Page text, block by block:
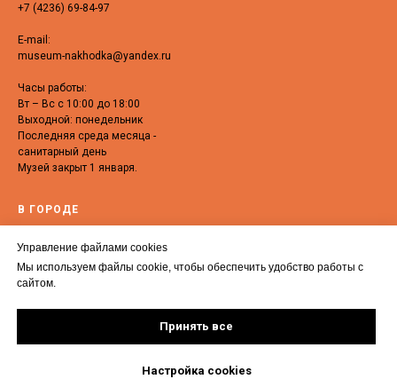
Управление файлами cookies
Мы используем файлы cookie, чтобы обеспечить удобство работы с
сайтом.
Принять все
Настройка cookies
+7 (4236) 69-84-97
E-mail:
museum-nakhodka@yandex.ru
Часы работы:
Вт – Вс с 10:00 до 18:00
Выходной: понедельник
Последняя среда месяца -
санитарный день
Музей закрыт 1 января.
В ГОРОДЕ
Восток»
Достопримечательности
Находки
Маломобильным гражданам